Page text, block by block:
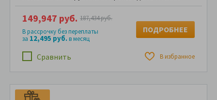
Сравнить В избранное
149,947 руб. 187,434 руб.
В рассрочку без переплаты
за 12,495 руб.в месяц
ПОДРОБНЕЕ